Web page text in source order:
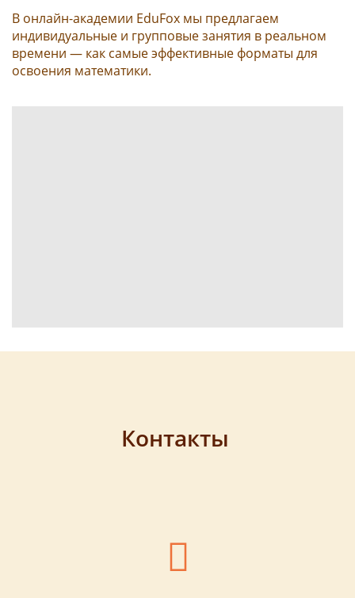
В онлайн-академии EduFox мы предлагаем
индивидуальные и групповые занятия в реальном
времени — как самые эффективные форматы для
освоения математики.
Контакты